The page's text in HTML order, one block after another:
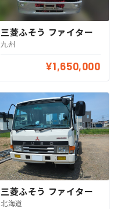
三菱ふそう ファイター
九州
¥1,650,000
三菱ふそう ファイター
北海道